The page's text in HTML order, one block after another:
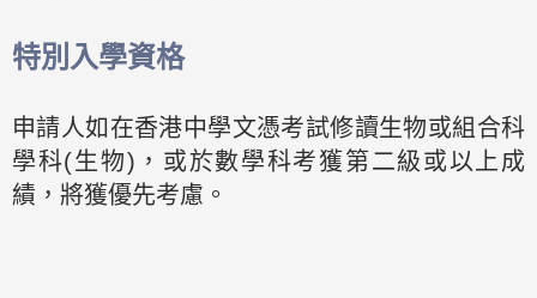
特別入學資格
申請人如在香港中學文憑考試修讀生物或組合科
學科(生物)，或於數學科考獲第二級或以上成
績，將獲優先考慮。